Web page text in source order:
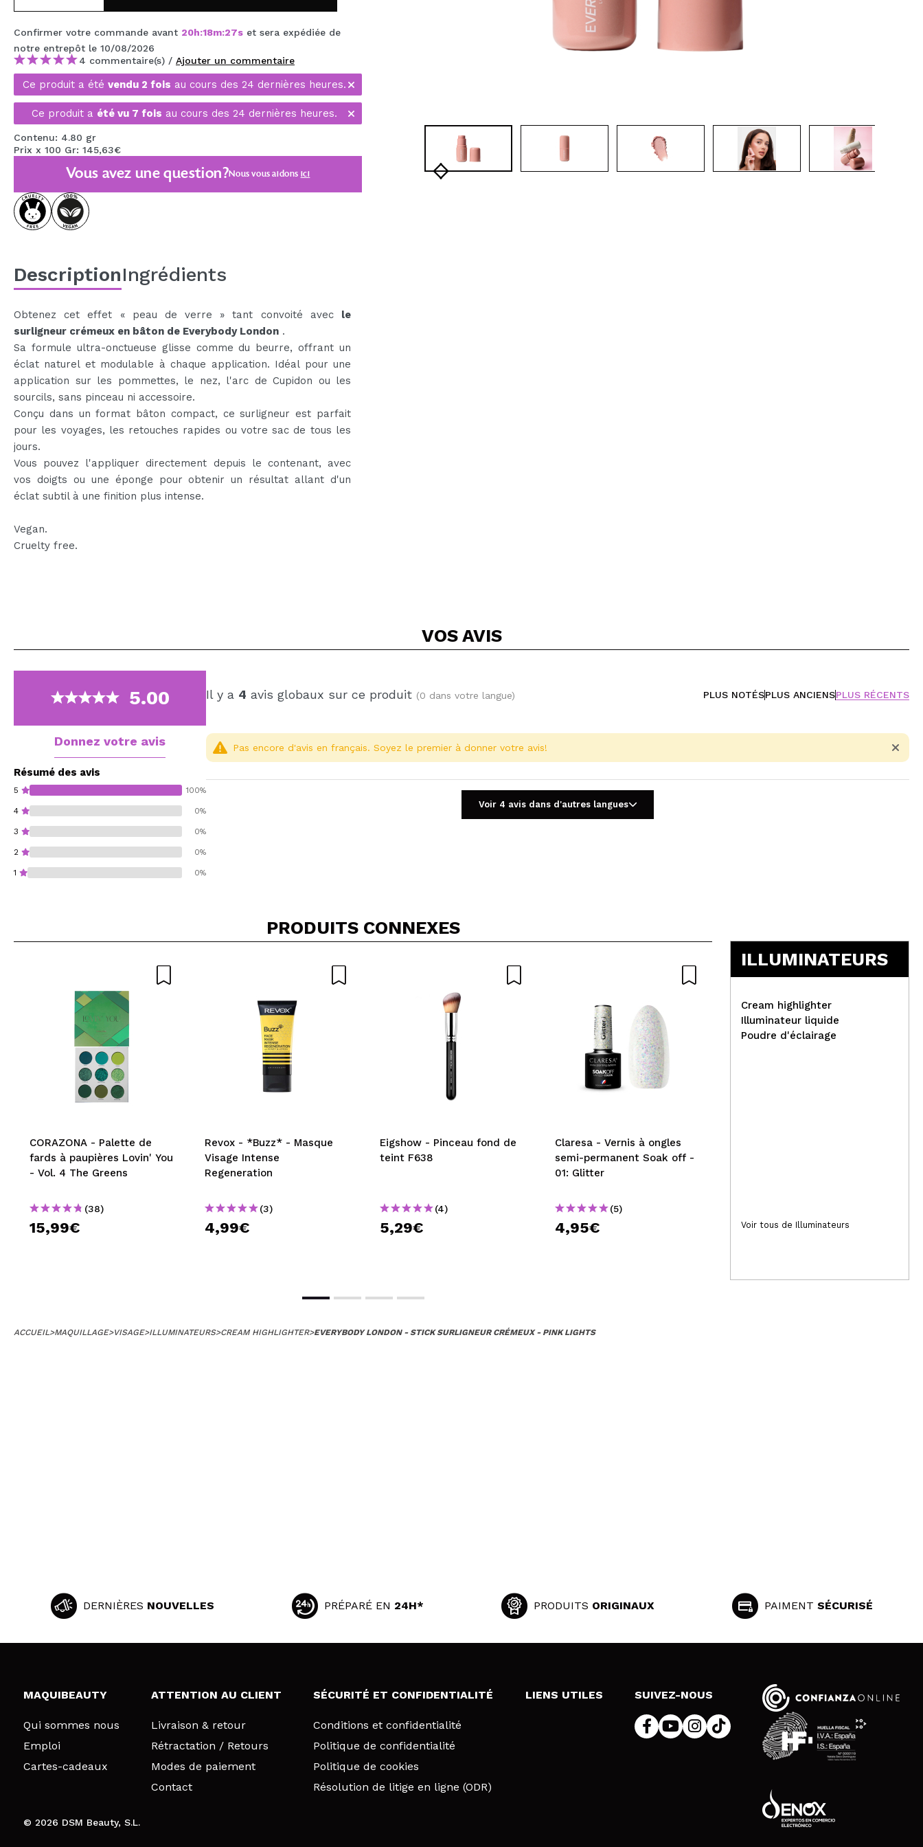
MAQUIFARMA
KOREA ZONE
TRAVEL SIZE
NATURE
OFFRES
OUTLET
ILS SONT REVENUS!
BIENTÔT DISPONIBLE
CRÉER UN COMPTE
Confirmer votre commande avant 20h:18m:27s et sera expédiée de
notre entrepôt le 10/08/2026
4 commentaire(s) / Ajouter un commentaire
Ce produit a été vendu 2 fois au cours des 24 dernières heures.
Ce produit a été vu 7 fois au cours des 24 dernières heures.
Contenu: 4.80 gr
Prix x 100 Gr: 145,63€
Vous avez une question?Nous vous aidons ici
DescriptionIngrédients
Obtenez cet effet « peau de verre » tant convoité avec le
surligneur crémeux en bâton de Everybody London .
Sa formule ultra-onctueuse glisse comme du beurre, offrant un
éclat naturel et modulable à chaque application. Idéal pour une
application sur les pommettes, le nez, l'arc de Cupidon ou les
sourcils, sans pinceau ni accessoire.
Conçu dans un format bâton compact, ce surligneur est parfait
pour les voyages, les retouches rapides ou votre sac de tous les
jours.
Vous pouvez l'appliquer directement depuis le contenant, avec
vos doigts ou une éponge pour obtenir un résultat allant d'un
éclat subtil à une finition plus intense.
Vegan.
Cruelty free.
VOS AVIS
5.00
Donnez votre avis
Résumé des avis
5 100%
4 0%
3 0%
2 0%
1 0%
Il y a 4 avis globaux sur ce produit (0 dans votre langue) PLUS NOTÉSPLUS ANCIENSPLUS RÉCENTS
ENVOYER
Pas encore d'avis en français. Soyez le premier à donner votre avis!
Voir 4 avis dans d'autres langues
PRODUITS CONNEXES
CORAZONA - Palette de
fards à paupières Lovin' You
- Vol. 4 The Greens
(38)
15,99€
Revox - *Buzz* - Masque
Visage Intense
Regeneration
(3)
4,99€
Eigshow - Pinceau fond de
teint F638
(4)
5,29€
Claresa - Vernis à ongles
semi-permanent Soak off -
01: Glitter
(5)
4,95€ 3,99€
ILLUMINATEURS
Cream highlighter
Illuminateur liquide
Poudre d'éclairage
Voir tous de Illuminateurs
ACCUEIL >MAQUILLAGE>VISAGE>ILLUMINATEURS>CREAM HIGHLIGHTER>EVERYBODY LONDON - STICK SURLIGNEUR CRÉMEUX - PINK LIGHTS
DERNIÈRES NOUVELLES PRÉPARÉ EN 24H* PRODUITS ORIGINAUX PAIMENT SÉCURISÉ
MAQUIBEAUTY
Qui sommes nous
Emploi
Cartes-cadeaux
ATTENTION AU CLIENT
Livraison & retour
Rétractation / Retours
Modes de paiement
Contact
SÉCURITÉ ET CONFIDENTIALITÉ
Conditions et confidentialité
Politique de confidentialité
Politique de cookies
Résolution de litige en ligne (ODR)
LIENS UTILES SUIVEZ-NOUS
© 2026 DSM Beauty, S.L.